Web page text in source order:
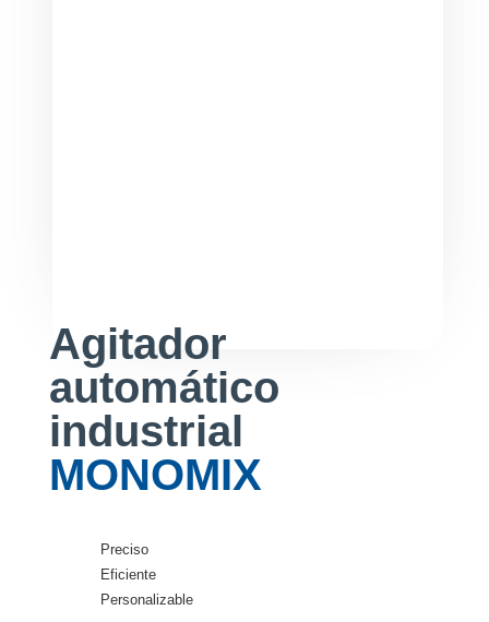
Agitador
automático
industrial
MONOMIX
Preciso
Eficiente
Personalizable